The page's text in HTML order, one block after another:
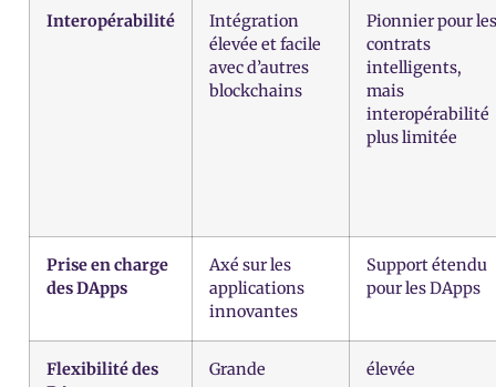
Interopérabilité
Intégration
élevée et facile
avec d’autres
blockchains
Pionnier pour les
contrats
intelligents,
mais
interopérabilité
plus limitée
Prise en charge
des DApps
Axé sur les
applications
innovantes
Support étendu
pour les DApps
Flexibilité des
Grande élevée